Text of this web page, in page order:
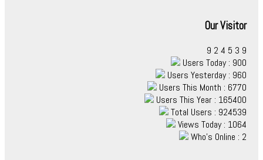
Our Visitor
9 2 4 5 3 9
Users Today : 900
Users Yesterday : 960
Users This Month : 6770
Users This Year : 165400
Total Users : 924539
Views Today : 1064
Who's Online : 2